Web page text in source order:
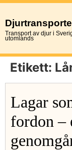
Transport av djur i
utomlands
Etikett:
Lagar
fordon –